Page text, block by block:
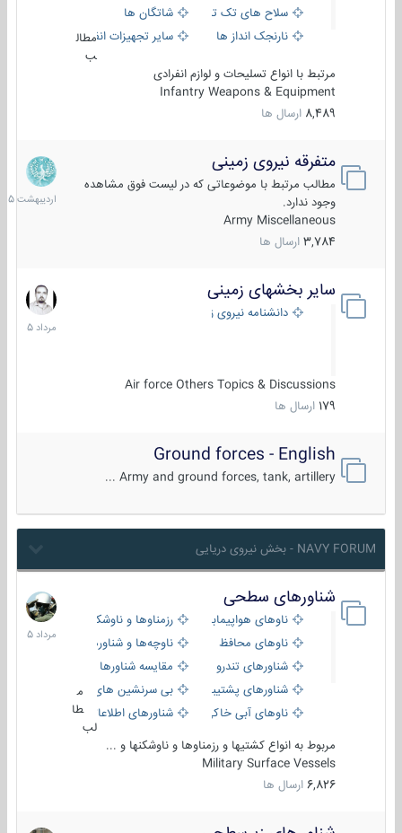
سلاح های تک تیر اندازیشاتگان ها
نارنجک انداز ها
سایر تجهیزات انفرادی
مطال
ب
مرتبط با انواع تسلیحات و لوازم انفرادی
Infantry Weapons & Equipment
8,489 ارسال ها
متفرقه نیروی زمینی
مطالب مرتبط با موضوعاتی که در لیست فوق مشاهده
وجود ندارد.
Army Miscellaneous
3,784 ارسال ها
27
1405
سایر بخشهای زمینی
دانشنامه نیروی زمینی
Air force Others Topics & Discussions
179 ارسال ها
9
مرداد
1405
Ground forces - English
Army and ground forces, tank, artillery ...
NAVY FORUM - بخش نیروی دریایی
شناورهای سطحی
ناوهای هواپیمابر و بالگرد بررزمناوها و ناوشکن‌ها
ناوهای محافظ
ناوچه‌ها و شناورهای گشتی
شناورهای تندرو
مقایسه شناورها
شناورهای پشتیبانی
بی سرنشین های دریایی
ناوهای آبی خاکی و نیروبرشناورهای اطلاعاتی و جاسوسی
طا
لب
مربوط به انواع کشتیها و رزمناوها و ناوشکنها و ...
Military Surface Vessels
6,826 ارسال ها
2
مرداد
1405